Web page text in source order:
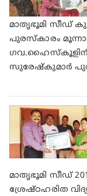
മാതൃഭൂമി സീഡ്
പുരസ്കാരം
ഗവ.ഹൈസ്കൂളിന്
സുരേഷ്‌കുമാർ
മാതൃഭൂമി സീഡ്
ശ്രേഷ്ഠഹരിത